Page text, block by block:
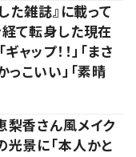
雑誌』に載って
て転身した現在
ップ！！」「まさ
っこいい」「素晴
香さん風メイク
景に「本人かと